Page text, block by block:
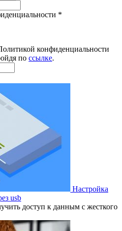
*
конфиденциальности
по ссылке.
Настройка
usb
доступ к данным с жесткого